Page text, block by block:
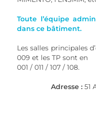
Toute l’équipe
dans ce bâtiment.
Les salles principales
009 et les TP sont en
001 / 011 / 107 / 108.
Adresse : 51